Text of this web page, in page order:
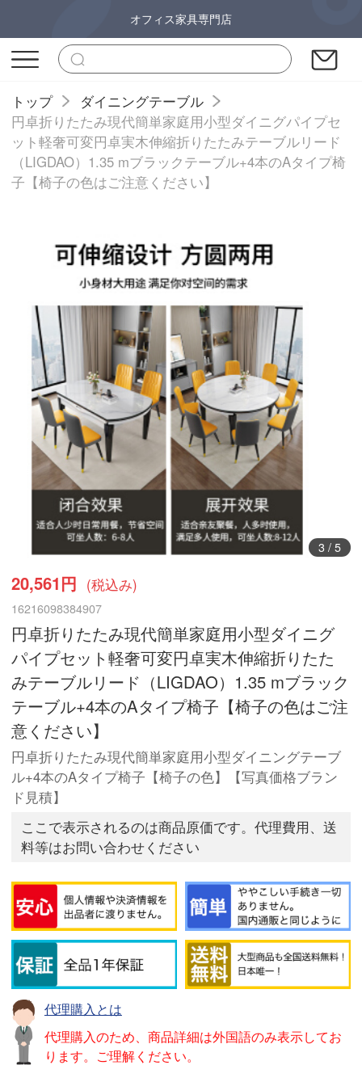
オフィス家具専門店
トップ
ダイニングテーブル
円卓折りたたみ現代簡単家庭用小型ダイニグパイプセ
ット軽奢可変円卓実木伸縮折りたたみテーブルリード
（LIGDAO）1.35 mブラックテーブル+4本のAタイプ椅
子【椅子の色はご注意ください】
3/ 5
20,561円 (税込み)
16216098384907
円卓折りたたみ現代簡単家庭用小型ダイニグ
パイプセット軽奢可変円卓実木伸縮折りたた
みテーブルリード（LIGDAO）1.35 mブラック
テーブル+4本のAタイプ椅子【椅子の色はご注
意ください】
円卓折りたたみ現代簡単家庭用小型ダイニングテーブ
ル+4本のAタイプ椅子【椅子の色】【写真価格ブラン
ド見積】
ここで表示されるのは商品原価です。代理費用、送
料等はお問い合わせください
代理購入とは
代理購入のため、商品詳細は外国語のみ表示してお
ります。ご理解ください。